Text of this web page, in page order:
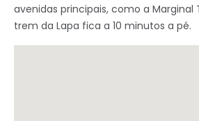
avenidas principais, como a Marginal
trem da Lapa fica a 10 minutos a pé.